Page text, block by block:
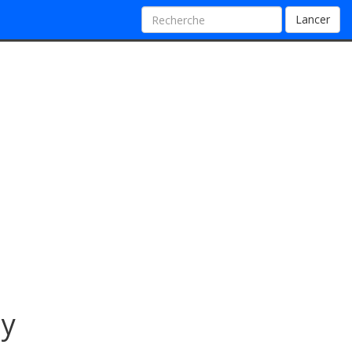
Lancer